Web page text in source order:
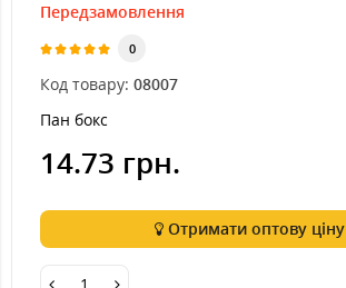
Передзамовлення
0
Код товару: 08007
Пан бокс
14.73 грн.
Отримати оптову ціну